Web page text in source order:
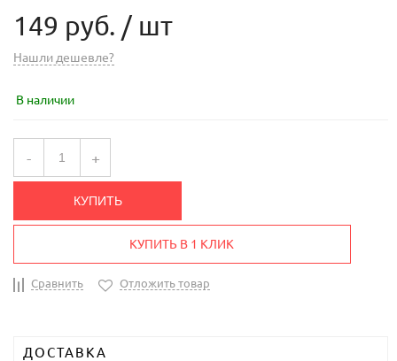
149 руб. / шт
Нашли дешевле?
В наличии
- +
КУПИТЬ
КУПИТЬ В 1 КЛИК
Сравнить Отложить товар
ДОСТАВКА